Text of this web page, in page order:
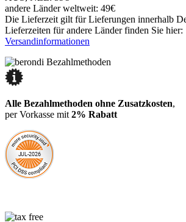
andere Länder weltweit: 49€
Die Lieferzeit gilt für Lieferungen innerhalb
Lieferzeiten für andere Länder finden Sie hier:
Versandinformationen
Alle Bezahlmethoden ohne Zusatzkosten,
per Vorkasse mit 2% Rabatt